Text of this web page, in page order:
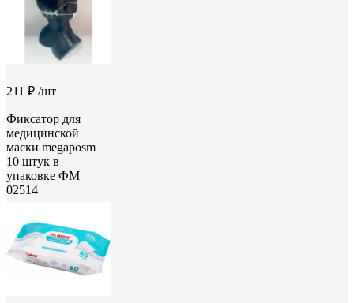
211 ₽ /шт
Фиксатор для
медицинской
маски megaposm
10 штук в
упаковке ФМ
02514